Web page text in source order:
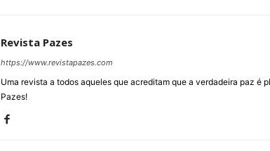
Revista Pazes
https://www.revistapazes.com
Uma revista a todos aqueles que acreditam que a verdadeira paz é
Pazes!